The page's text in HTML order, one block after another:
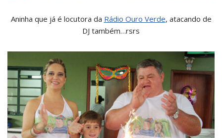
Aninha que já é locutora da Rádio Ouro Verde, atacando de
DJ também…rsrs